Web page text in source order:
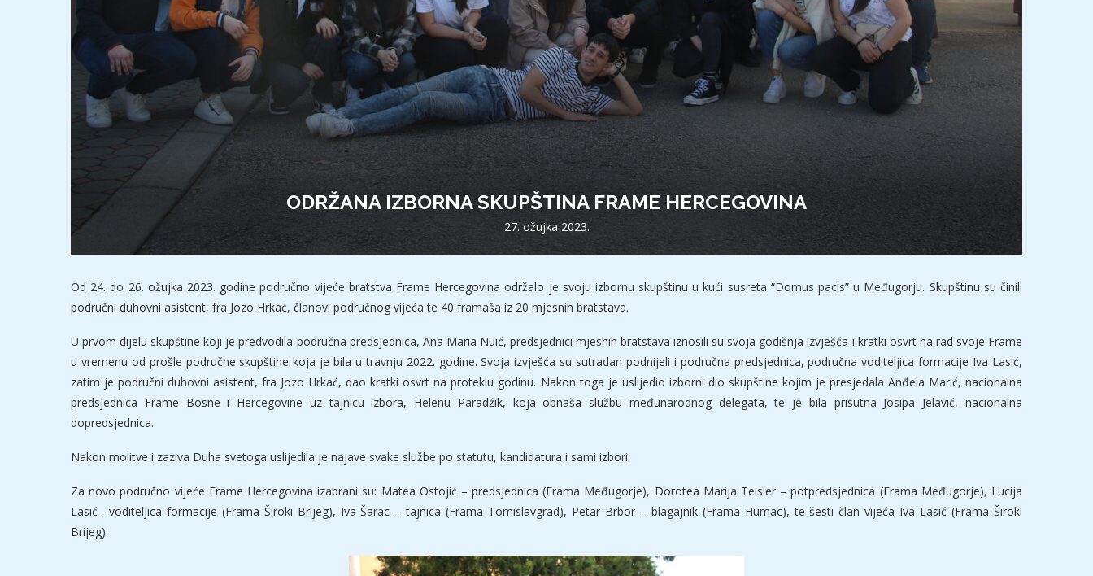
ODRŽANA IZBORNA SKUPŠTINA FRAME HERCEGOVINA
27. ožujka 2023.
Od 24. do 26. ožujka 2023. godine područno vijeće bratstva Frame Hercegovina održalo je svoju izbornu skupštinu u kući susreta “Domus pacis” u Međugorju. Skupštinu su činili
područni duhovni asistent, fra Jozo Hrkać, članovi područnog vijeća te 40 framaša iz 20 mjesnih bratstava.
U prvom dijelu skupštine koji je predvodila područna predsjednica, Ana Maria Nuić, predsjednici mjesnih bratstava iznosili su svoja godišnja izvješća i kratki osvrt na rad svoje Frame
u vremenu od prošle područne skupštine koja je bila u travnju 2022. godine. Svoja izvješća su sutradan podnijeli i područna predsjednica, područna voditeljica formacije Iva Lasić,
zatim je područni duhovni asistent, fra Jozo Hrkać, dao kratki osvrt na proteklu godinu. Nakon toga je uslijedio izborni dio skupštine kojim je presjedala Anđela Marić, nacionalna
predsjednica Frame Bosne i Hercegovine uz tajnicu izbora, Helenu Paradžik, koja obnaša službu međunarodnog delegata, te je bila prisutna Josipa Jelavić, nacionalna
dopredsjednica.
Nakon molitve i zaziva Duha svetoga uslijedila je najave svake službe po statutu, kandidatura i sami izbori.
Za novo područno vijeće Frame Hercegovina izabrani su: Matea Ostojić – predsjednica (Frama Međugorje), Dorotea Marija Teisler – potpredsjednica (Frama Međugorje), Lucija
Lasić –voditeljica formacije (Frama Široki Brijeg), Iva Šarac – tajnica (Frama Tomislavgrad), Petar Brbor – blagajnik (Frama Humac), te šesti član vijeća Iva Lasić (Frama Široki
Brijeg).